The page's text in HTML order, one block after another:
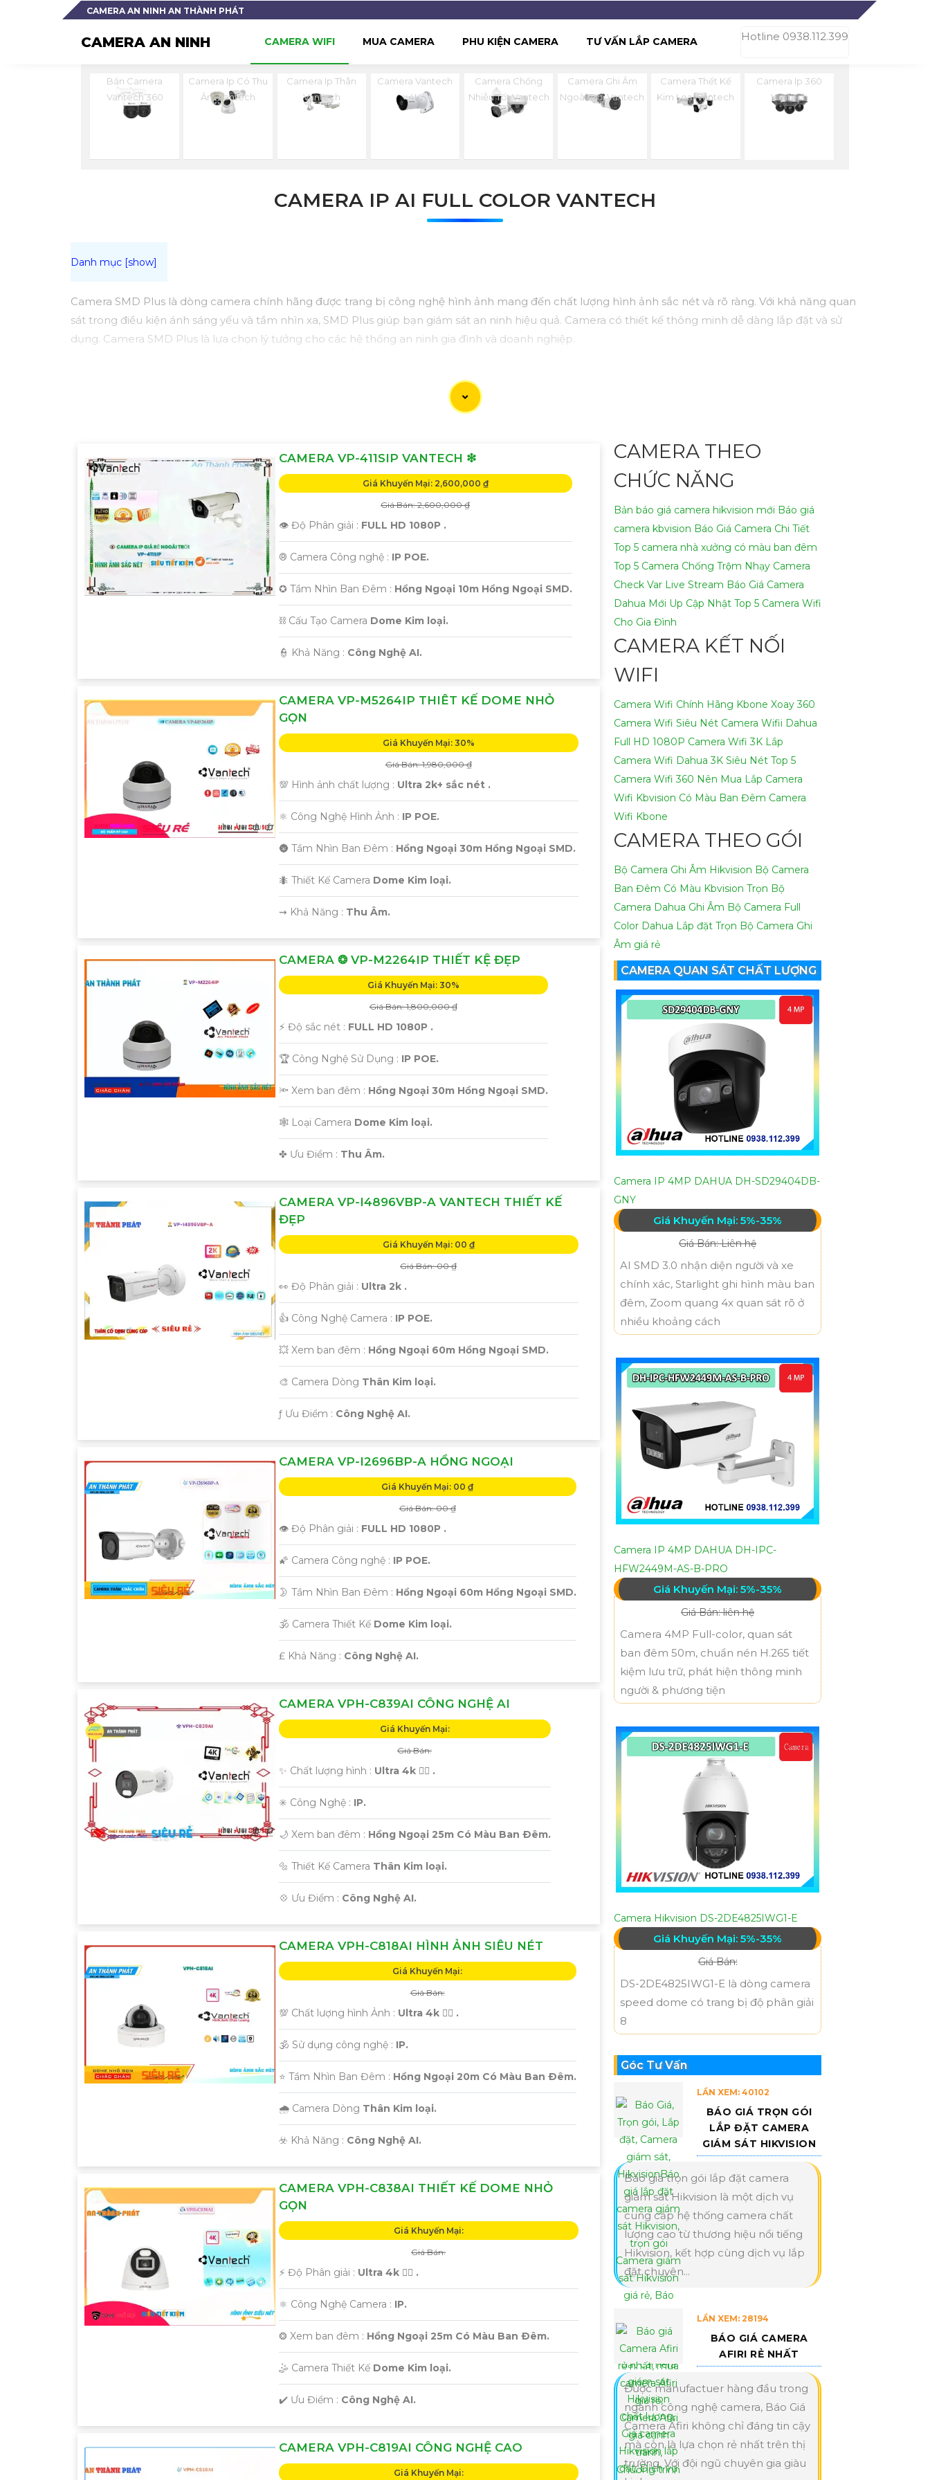
CAMERA AN NINH AN THÀNH PHÁT
CAMERA AN NINH Hotline 0938.112.399
CAMERA WIFI MUA CAMERA PHU KIỆN CAMERA TƯ VẤN LẮP CAMERA
Bán Camera
Vantech 360
Camera Ip Có Thu
Âm Vantech
Camera Ip Thân
Vantech
Camera Vantech
4K
Camera Chống
Nhiễu Tốt Vantech
Camera Ghi Âm
Ngoài Trời Vantech
Camera Thết Kế
Kim Loại Vantech
Camera Ip 360
Vantech
CAMERA IP AI FULL COLOR VANTECH
Camera SMD Plus là dòng camera chính hãng được trang bị công nghệ hình ảnh mang đến chất lượng hình ảnh sắc nét và rõ ràng. Với khả năng quan
sát trong điều kiện ánh sáng yếu và tầm nhìn xa, SMD Plus giúp bạn giám sát an ninh hiệu quả. Camera có thiết kế thông minh dễ dàng lắp đặt và sử
dụng. Camera SMD Plus là lựa chọn lý tưởng cho các hệ thống an ninh gia đình và doanh nghiệp.
CAMERA VP-411SIP VANTECH ❇
Giá Khuyến Mại: 2,600,000 ₫
Giá Bán: 2,600,000 ₫
👁 Độ Phân giải : FULL HD 1080P .
®️ Camera Công nghệ : IP POE.
✪ Tầm Nhìn Ban Đêm : Hồng Ngoại 10m Hồng Ngoại SMD.
⛓ Cấu Tạo Camera Dome Kim loại.
️👮 Khả Năng : Công Nghệ AI.
CAMERA VP-M5264IP THIÊT KẾ DOME NHỎ
GỌN
Giá Khuyến Mại: 30%
Giá Bán: 1,980,000 ₫
💯 Hình ảnh chất lượng : Ultra 2k+ sắc nét .
⚛️ Công Nghệ Hình Ảnh : IP POE.
🌚 Tầm Nhìn Ban Đêm : Hồng Ngoại 30m Hồng Ngoại SMD.
🐜 Thiết Kế Camera Dome Kim loại.
️⇝ Khả Năng : Thu Âm.
CAMERA ❂ VP-M2264IP THIẾT KỆ ĐẸP
Giá Khuyến Mại: 30%
Giá Bán: 1,800,000 ₫
️⚡ Độ sắc nét : FULL HD 1080P .
🏆 Công Nghệ Sử Dụng : IP POE.
🔦 Xem ban đêm : Hồng Ngoại 30m Hồng Ngoại SMD.
🕸️ Loại Camera Dome Kim loại.
️✤ Ưu Điểm : Thu Âm.
CAMERA VP-I4896VBP-A VANTECH THIẾT KẾ
ĐẸP
Giá Khuyến Mại: 00 ₫
Giá Bán: 00 ₫
️
👀 Độ Phân giải : Ultra 2k .
👍 Công Nghệ Camera : IP POE.
💥 Xem ban đêm : Hồng Ngoại 60m Hồng Ngoại SMD.
🎨 Camera Dòng Thân Kim loại.
️ƒ Ưu Điểm : Công Nghệ AI.
CAMERA VP-I2696BP-A HỒNG NGOẠI
Giá Khuyến Mại: 00 ₫
Giá Bán: 00 ₫
👁 Độ Phân giải : FULL HD 1080P .
🌠 Camera Công nghệ : IP POE.
🌛 Tầm Nhìn Ban Đêm : Hồng Ngoại 60m Hồng Ngoại SMD.
🕉️ Camera Thiết Kế Dome Kim loại.
️₤ Khả Năng : Công Nghệ AI.
CAMERA VPH-C839AI CÔNG NGHỆ AI
Giá Khuyến Mại:
Giá Bán:
✨ Chất lượng hình : Ultra 4k 👍🏾 .
✳️ Công Nghệ : IP.
🌙 Xem ban đêm : Hồng Ngoại 25m Có Màu Ban Ðêm.
🔩 Thiết Kế Camera Thân Kim loại.
️💠 Ưu Điểm : Công Nghệ AI.
CAMERA VPH-C818AI HÌNH ẢNH SIÊU NÉT
Giá Khuyến Mại:
Giá Bán:
💯 Chất lượng hình Ảnh : Ultra 4k 👍🏾 .
🕉️ Sử dụng công nghệ : IP.
⭐ Tầm Nhìn Ban Đêm : Hồng Ngoại 20m Có Màu Ban Ðêm.
🌧️ Camera Dòng Thân Kim loại.
️☣️ Khả Năng : Công Nghệ AI.
CAMERA VPH-C838AI THIẾT KẾ DOME NHỎ
GỌN
Giá Khuyến Mại:
Giá Bán:
️⚡ Độ Phân giải : Ultra 4k 👍🏾 .
⚛️ Công Nghệ Camera : IP.
❂ Xem ban đêm : Hồng Ngoại 25m Có Màu Ban Ðêm.
🤹 Camera Thiết Kế Dome Kim loại.
️✔️ Ưu Điểm : Công Nghệ AI.
CAMERA VPH-C819AI CÔNG NGHỆ CAO
Giá Khuyến Mại:
CAMERA THEO
CHỨC NĂNG
Bản báo giá camera hikvision mới Báo giá
camera kbvision Báo Giá Camera Chi Tiết
Top 5 camera nhà xưởng có màu ban đêm
Top 5 Camera Chống Trộm Nhạy Camera
Check Var Live Stream Báo Giá Camera
Dahua Mới Up Cập Nhật Top 5 Camera Wifi
Cho Gia Đình
CAMERA KẾT NỐI
WIFI
Camera Wifi Chính Hãng Kbone Xoay 360
Camera Wifi Siêu Nét Camera Wifii Dahua
Full HD 1080P Camera Wifi 3K Lắp
Camera Wifi Dahua 3K Siêu Nét Top 5
Camera Wifi 360 Nên Mua Lắp Camera
Wifi Kbvision Có Màu Ban Đêm Camera
Wifi Kbone
CAMERA THEO GÓI
Bộ Camera Ghi Âm Hikvision Bộ Camera
Ban Đêm Có Màu Kbvision Trọn Bộ
Camera Dahua Ghi Âm Bộ Camera Full
Color Dahua Lắp đặt Trọn Bộ Camera Ghi
Âm giá rẻ
CAMERA QUAN SÁT CHẤT LƯỢNG
Camera IP 4MP DAHUA DH-SD29404DB-
GNY
Giá Khuyến Mại: 5%-35%
Giá Bán: Liên hệ
AI SMD 3.0 nhận diện người và xe
chính xác, Starlight ghi hình màu ban
đêm, Zoom quang 4x quan sát rõ ở
nhiều khoảng cách
Camera IP 4MP DAHUA DH-IPC-
HFW2449M-AS-B-PRO
Giá Khuyến Mại: 5%-35%
Giá Bán: liên hệ
Camera 4MP Full-color, quan sát
ban đêm 50m, chuẩn nén H.265 tiết
kiệm lưu trữ, phát hiện thông minh
người & phương tiện
Camera Hikvision DS-2DE4825IWG1-E
Giá Khuyến Mại: 5%-35%
Giá Bán:
DS-2DE4825IWG1-E là dòng camera
speed dome có trang bị độ phân giải
8
Góc Tư Vấn
LẦN XEM: 40102
BÁO GIÁ TRỌN GÓI
LẮP ĐẶT CAMERA
GIÁM SÁT HIKVISION
Báo giá trọn gói lắp đặt camera
giám sát Hikvision là một dịch vụ
cung cấp hệ thống camera chất
lượng cao từ thương hiệu nổi tiếng
Hikvision, kết hợp cùng dịch vụ lắp
đặt chuyên...
LẦN XEM: 28194
BÁO GIÁ CAMERA
AFIRI RẺ NHẤT
Được manufactuer hàng đầu trong
ngành công nghệ camera, Báo Giá
Camera Afiri không chỉ đáng tin cậy
mà còn là lựa chọn rẻ nhất trên thị
trường. Với đội ngũ chuyên gia giàu